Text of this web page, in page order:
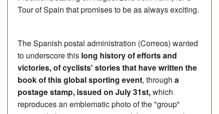
Tour of Spain that promises to be as always exciting.
The Spanish postal administration (Correos) wanted
to underscore this long history of efforts and
victories, of cyclists' stories that have written the
book of this global sporting event, through a
postage stamp, issued on July 31st,which
reproduces an emblematic photo of the "group"